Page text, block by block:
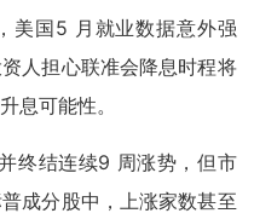
美国5 月就业数据意外强
人担心联准会降息时程将
息可能性。
终结连续9 周涨势，但市
成分股中，上涨家数甚至